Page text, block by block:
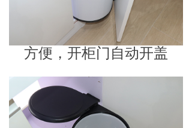
方便，开柜门自动开盖